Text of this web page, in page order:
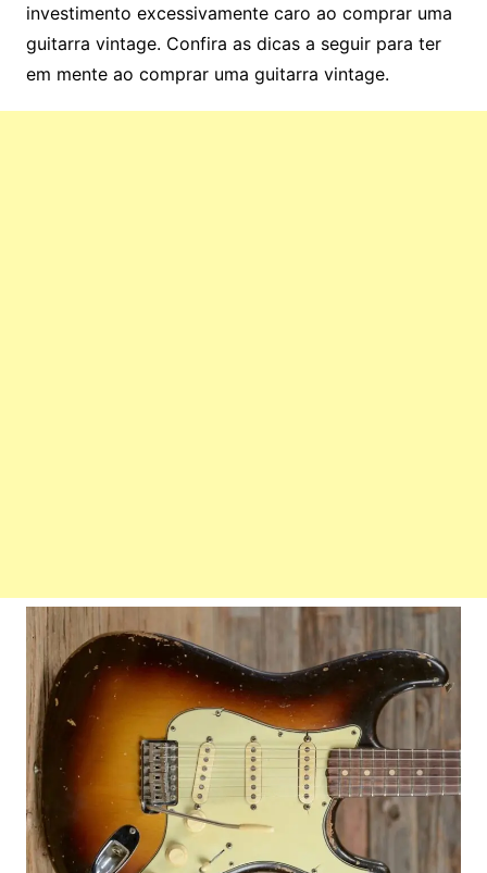
investimento excessivamente caro ao comprar uma
guitarra vintage. Confira as dicas a seguir para ter
em mente ao comprar uma guitarra vintage.